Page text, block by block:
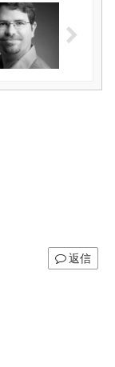
返信